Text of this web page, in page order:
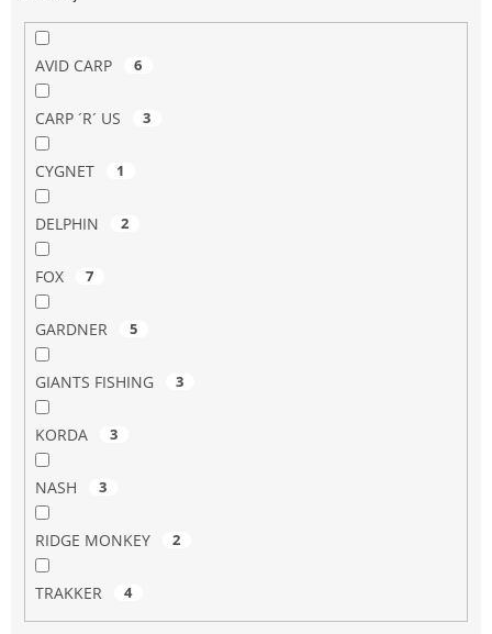
AVID CARP 6
CARP ´R´ US 3
CYGNET 1
DELPHIN 2
FOX 7
GARDNER 5
GIANTS FISHING 3
KORDA 3
NASH 3
RIDGE MONKEY 2
TRAKKER 4